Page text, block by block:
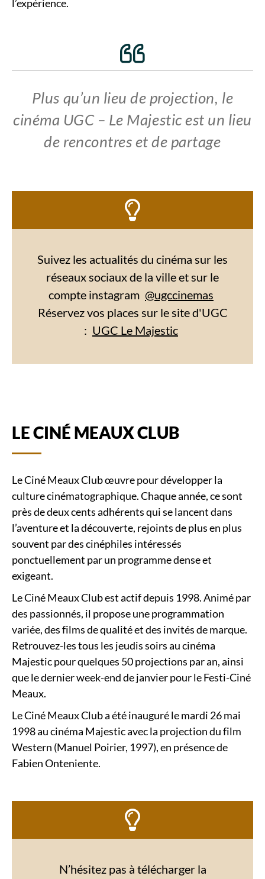
l’expérience.
Plus qu’un lieu de projection, le
cinéma UGC – Le Majestic est un lieu
de rencontres et de partage
Suivez les actualités du cinéma sur les
réseaux sociaux de la ville et sur le
compte instagram @ugccinemas
Réservez vos places sur le site d'UGC
: UGC Le Majestic
LE CINÉ MEAUX CLUB
Le Ciné Meaux Club œuvre pour développer la
culture cinématographique. Chaque année, ce sont
près de deux cents adhérents qui se lancent dans
l’aventure et la découverte, rejoints de plus en plus
souvent par des cinéphiles intéressés
ponctuellement par un programme dense et
exigeant.
Le Ciné Meaux Club est actif depuis 1998. Animé par
des passionnés, il propose une programmation
variée, des films de qualité et des invités de marque.
Retrouvez-les tous les jeudis soirs au cinéma
Majestic pour quelques 50 projections par an, ainsi
que le dernier week-end de janvier pour le Festi-Ciné
Meaux.
Le Ciné Meaux Club a été inauguré le mardi 26 mai
1998 au cinéma Majestic avec la projection du film
Western (Manuel Poirier, 1997), en présence de
Fabien Onteniente.
N’hésitez pas à télécharger la